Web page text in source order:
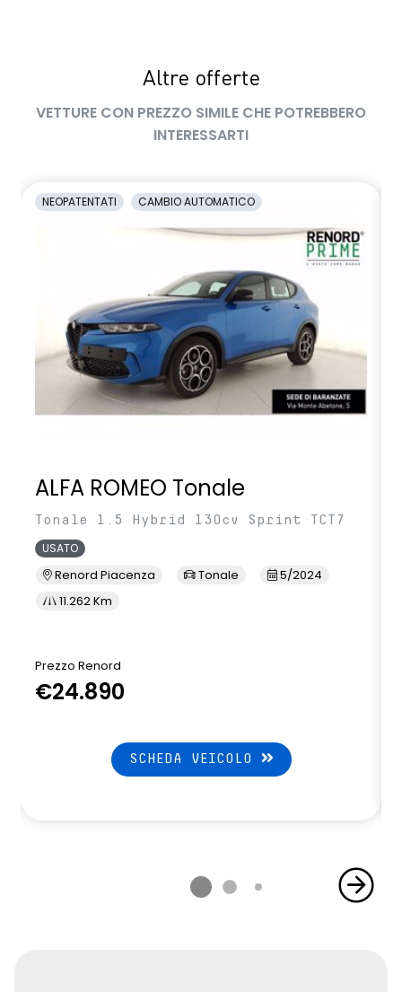
Altre offerte
VETTURE CON PREZZO SIMILE CHE POTREBBERO
INTERESSARTI
NEOPATENTATI CAMBIO AUTOMATICO
ALFA ROMEO Tonale
Tonale 1.5 Hybrid 130cv Sprint TCT7
USATO
Renord Piacenza Tonale
5/2024
11.262 Km
Prezzo Renord
€24.890
SCHEDA VEICOLO